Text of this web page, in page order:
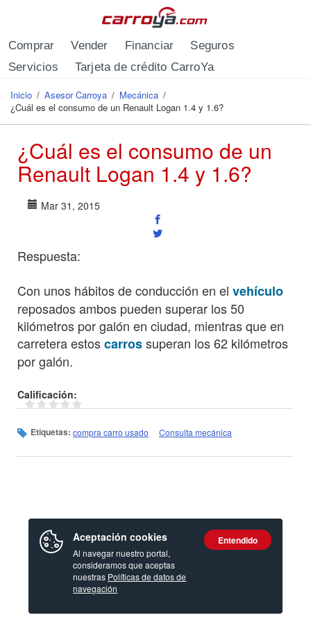
Comprar Vender Financiar
Seguros
Servicios
Tarjeta de crédito CarroYa
Se encuentra usted aquí
Inicio / Asesor Carroya / Mecánica /
¿Cuál es el consumo de un Renault Logan 1.4 y 1.6?
¿Cuál es el consumo de un
Renault Logan 1.4 y 1.6?
Mar 31, 2015
Respuesta:
Con unos hábitos de conducción en el vehículo
reposados ambos pueden superar los 50
kilómetros por galón en ciudad, mientras que en
carretera estoscarrossuperan los 62 kilómetros
por galón.
Calificación:
Etiquetas: compra carro usado Consulta mecánica
Aceptación cookies
Al navegar nuestro portal,
consideramos que aceptas
nuestras Políticas de datos de
navegación
Entendido